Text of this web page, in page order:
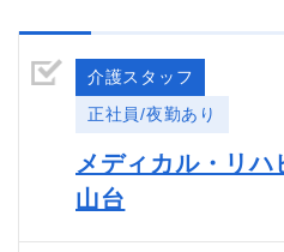
介護スタッフ
正社員/夜勤あり
メディカル・リ
山台